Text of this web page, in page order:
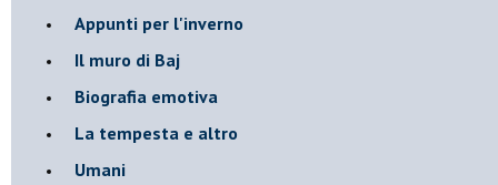
Appunti per l'inverno
Il muro di Baj
Biografia emotiva
La tempesta e altro
Umani